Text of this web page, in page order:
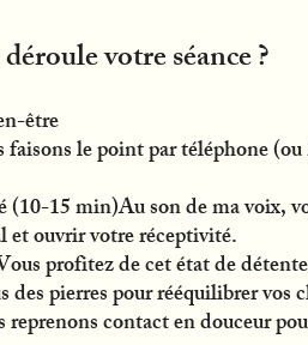
votre séance ?
être
le point par téléphone
15 min)Au son de ma voix,
et ouvrir votre réceptivité.
profitez de cet état de
des pierres pour rééquilibrer vos
contact en douceur